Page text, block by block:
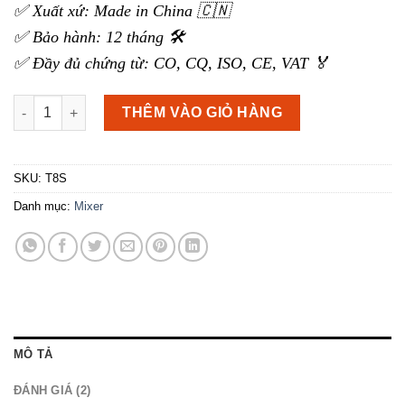
✅ Xuất xứ: Made in China 🇨🇳
✅ Bảo hành: 12 tháng 🛠️
✅ Đầy đủ chứng từ: CO, CQ, ISO, CE, VAT 🏅
Mixer Bose T8S ToneMatch số lượng
THÊM VÀO GIỎ HÀNG
SKU: T8S
Danh mục: Mixer
MÔ TẢ
ĐÁNH GIÁ (2)